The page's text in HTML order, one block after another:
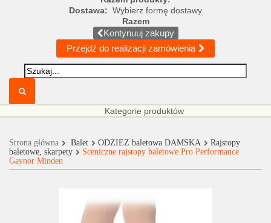
Dostawa: Wybierz formę dostawy
Razem
Kontynuuj zakupy
Przejdź do realizacji zamówienia
Kategorie produktów
Strona główna Balet ODZIEŻ baletowa DAMSKA
Rajstopy
baletowe, skarpety
Sceniczne rajstopy baletowe Pro Performance
Gaynor Minden